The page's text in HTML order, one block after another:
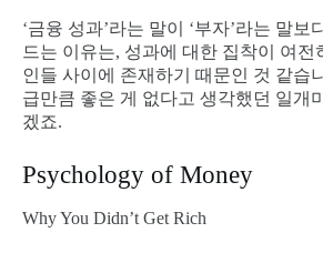
‘금융 성과’라는 말이 ‘부자’라는 말보
드는 이유는, 성과에 대한 집착이 여전
인들 사이에 존재하기 때문인 것 같습
급만큼 좋은 게 없다고 생각했던 일개
겠죠.
Psychology of Money
Why You Didn’t Get Rich